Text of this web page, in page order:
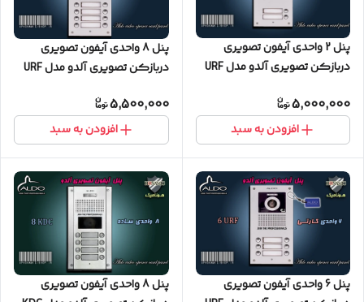
پنل 2 واحدی آیفون تصویری
دربازکن تصویری آلدو مدل URF
5,000,000
افزودن به سبد
پنل 8 واحدی آیفون تصویری
دربازکن تصویری آلدو مدل URF
5,500,000
افزودن به سبد
پنل 6 واحدی آیفون تصویری
پنل 8 واحدی آیفون تصویری